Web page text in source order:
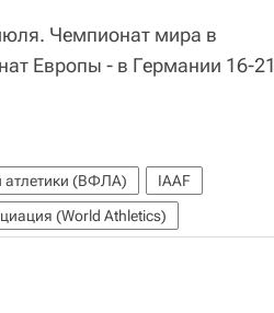
Чемпионат мира в
Европы - в Германии 16-21
атлетики (ВФЛА)
IAAF
(World Athletics)